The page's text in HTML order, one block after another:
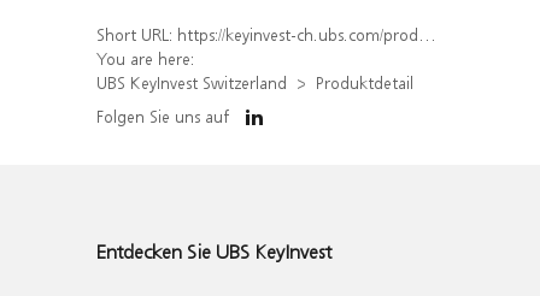
Short URL: https://keyinvest-ch.ubs.com/produkt/detail/index/isin/CH1459080441
You are here:
UBS KeyInvest Switzerland
Produktdetail
Folgen Sie uns auf
Entdecken Sie UBS KeyInvest